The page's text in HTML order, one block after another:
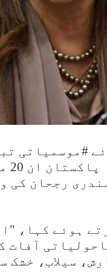
#موسمیاتی
رجحان کی
ہوئے کہا،
آفات
سیلاب، خشک